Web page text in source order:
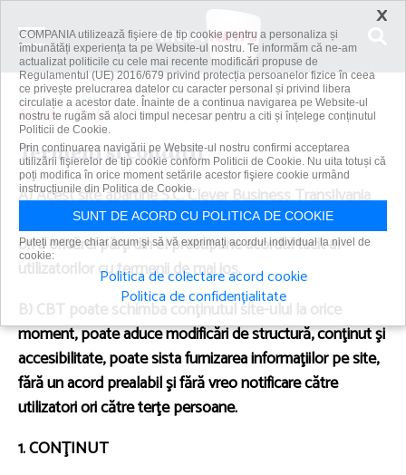
Acasă Static Termeni şi condiţii
Termeni şi condiţii
A) Acest site aparţine S.C. Clever Business Transilvania
S.R.L, denumita in continuare “CBT”. Accesarea acestuia
ori a oricărei părţi din el presupune acordul tacit al
utilizatorilor cu termenii de mai jos.
B) CBT poate schimba conţinutul site-ului la orice
moment, poate aduce modificări de structură, conţinut şi
accesibilitate, poate sista furnizarea informaţiilor pe site,
fără un acord prealabil şi fără vreo notificare către
utilizatori ori către terţe persoane.
1. CONŢINUT
×
COMPANIA utilizează fişiere de tip cookie pentru a personaliza și
îmbunătăți experiența ta pe Website-ul nostru. Te informăm că ne-am
actualizat politicile cu cele mai recente modificări propuse de
Regulamentul (UE) 2016/679 privind protecția persoanelor fizice în ceea
ce privește prelucrarea datelor cu caracter personal și privind libera
circulație a acestor date. Înainte de a continua navigarea pe Website-ul
nostru te rugăm să aloci timpul necesar pentru a citi și înțelege conținutul
Politicii de Cookie.
Prin continuarea navigării pe Website-ul nostru confirmi acceptarea
utilizării fişierelor de tip cookie conform Politicii de Cookie. Nu uita totuși că
poți modifica în orice moment setările acestor fişiere cookie urmând
instrucțiunile din Politica de Cookie.
SUNT DE ACORD CU POLITICA DE COOKIE
Puteți merge chiar acum și să vă exprimați acordul individual la nivel de
cookie:
Politica de colectare acord cookie
Politica de confidențialitate